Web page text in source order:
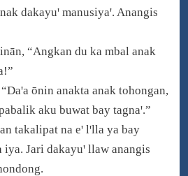
dakayuꞌ manusiyaꞌ. Anangis
“Angkan du ka mbal anak
ōnin anakta anak tohongan,
aku buwat bay tagnaꞌ.”
takalipat na eꞌ lꞌlla ya bay
iya. Jari dakayuꞌ llaw anangis